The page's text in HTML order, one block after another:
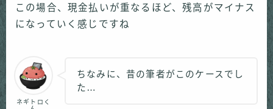
この場合、現金払いが重なるほど、残高がマイナス
になっていく感じですね
ネギトロく
ちなみに、昔の筆者がこのケースでし
た…